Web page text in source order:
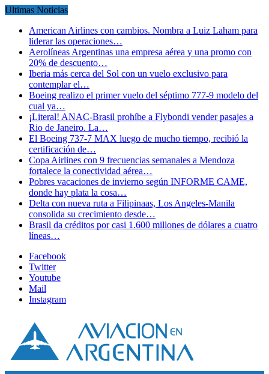
Ultimas Noticias
American Airlines con cambios. Nombra a Luiz Laham para
liderar las operaciones…
Aerolíneas Argentinas una empresa aérea y una promo con
20% de descuento…
Iberia más cerca del Sol con un vuelo exclusivo para
contemplar el…
Boeing realizo el primer vuelo del séptimo 777-9 modelo del
cual ya…
¡Literal! ANAC-Brasil prohíbe a Flybondi vender pasajes a
Rio de Janeiro. La…
El Boeing 737-7 MAX luego de mucho tiempo, recibió la
certificación de…
Copa Airlines con 9 frecuencias semanales a Mendoza
fortalece la conectividad aérea…
Pobres vacaciones de invierno según INFORME CAME,
donde hay plata la cosa…
Delta con nueva ruta a Filipinaas, Los Angeles-Manila
consolida su crecimiento desde…
Brasil da créditos por casi 1.600 millones de dólares a cuatro
líneas…
Facebook
Twitter
Youtube
Mail
Instagram